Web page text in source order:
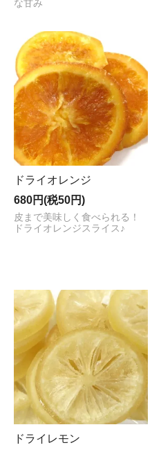
な甘み
ドライオレンジ
680円(税50円)
皮まで美味しく食べられる！
ドライオレンジスライス♪
ドライレモン